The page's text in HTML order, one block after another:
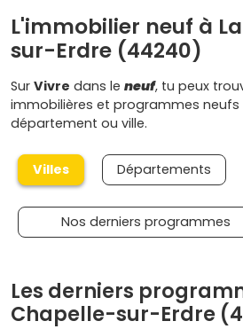
L'immobilier neuf à
sur-Erdre (44240)
Sur Vivre dans le neuf, tu peux
immobilières et programmes
département ou ville.
Villes Départements
Nos derniers programmes
Les derniers
Chapelle-sur-Erdre